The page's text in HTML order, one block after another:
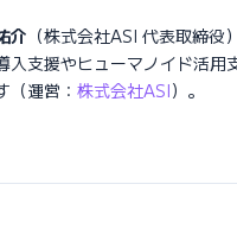
介 （株式会社ASI 代表取締役）
入支援やヒューマノイド活
（運営： 株式会社ASI）。